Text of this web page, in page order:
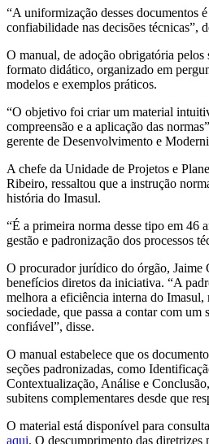
“A uniformização desses documentos
confiabilidade nas decisões técnicas”,
O manual, de adoção obrigatória
formato didático, organizado em
modelos e exemplos práticos.
“O objetivo foi criar um material
compreensão e a aplicação das
gerente de Desenvolvimento e
A chefe da Unidade de Projetos e
Ribeiro, ressaltou que a instrução
história do Imasul.
“É a primeira norma desse tipo em 46
gestão e padronização dos processos
O procurador jurídico do órgão, Jaime
benefícios diretos da iniciativa. “A
melhora a eficiência interna do Imasul,
sociedade, que passa a contar com
confiável”, disse.
O manual estabelece que os
seções padronizadas, como
Contextualização, Análise e
subitens complementares desde que
O material está disponível para
aqui. O descumprimento das diretrizes